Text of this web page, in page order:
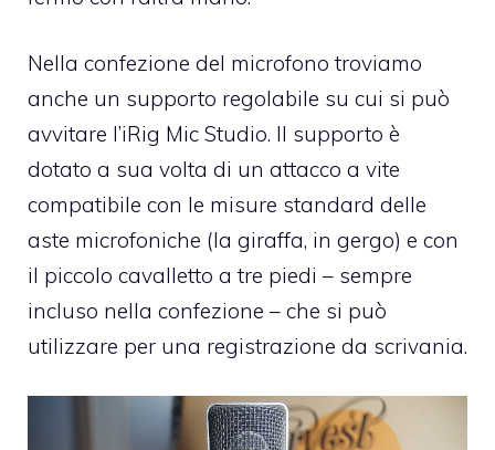
Nella confezione del microfono troviamo
anche un supporto regolabile su cui si può
avvitare l’iRig Mic Studio. Il supporto è
dotato a sua volta di un attacco a vite
compatibile con le misure standard delle
aste microfoniche (la giraffa, in gergo) e con
il piccolo cavalletto a tre piedi – sempre
incluso nella confezione – che si può
utilizzare per una registrazione da scrivania.